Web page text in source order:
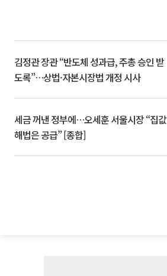
김정관 장관 “반도체 성과급, 주총 승인 받
도록”…상법·자본시장법 개정 시사
세금 꺼낸 정부에…오세훈 서울시장 “집값
해법은 공급” [종합]